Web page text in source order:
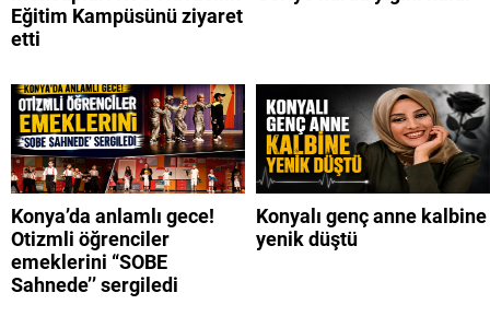
Eğitim Kampüsünü ziyaret
etti
Konya’da anlamlı gece!
Otizmli öğrenciler
emeklerini “SOBE
Sahnede’’ sergiledi
Konyalı genç anne kalbine
yenik düştü